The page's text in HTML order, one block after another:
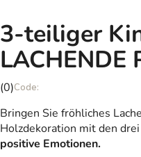
3-teiliger
LACHENDE
Die
Produktbewertung
ist
0,0
(0)
Bringen Sie fröhliches
Holzdekoration mit den
positive Emotionen.